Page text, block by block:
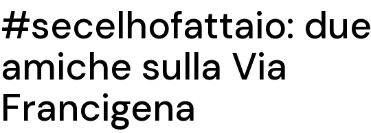
#secelhofattaio: due
amiche sulla Via
Francigena